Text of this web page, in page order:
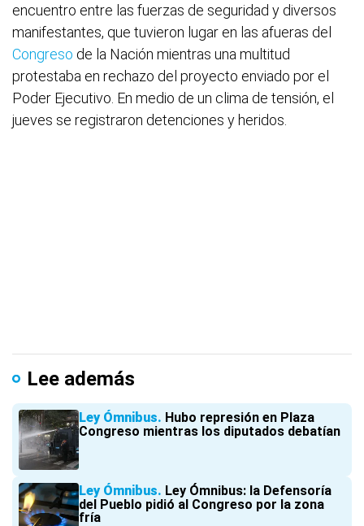
encuentro entre las fuerzas de seguridad y diversos
manifestantes, que tuvieron lugar en las afueras del
Congreso de la Nación mientras una multitud
protestaba en rechazo del proyecto enviado por el
Poder Ejecutivo. En medio de un clima de tensión, el
jueves se registraron detenciones y heridos.
Lee además
Ley Ómnibus Hubo represión en Plaza
Congreso mientras los diputados debatían
Ley Ómnibus Ley Ómnibus: la Defensoría
del Pueblo pidió al Congreso por la zona
fría